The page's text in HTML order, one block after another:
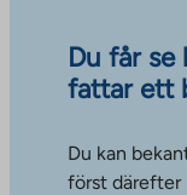
Du får se
fattar ett
Du kan
först därefter